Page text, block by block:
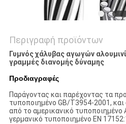
Περιγραφή προϊόντων
Γυμνός χάλυβας αγωγών
γραμμές διανομής δύναμης
Προδιαγραφές
Παράγοντας και παρέχοντας τα
τυποποιημένο GB/T3954-2001,
από το αμερικανικό τυποποιημένο
γερμανικό τυποποιημένο EN